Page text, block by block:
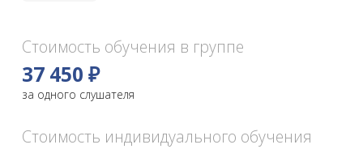
Стоимость обучения в группе
37 450 ₽
за одного слушателя
Стоимость индивидуального обучения